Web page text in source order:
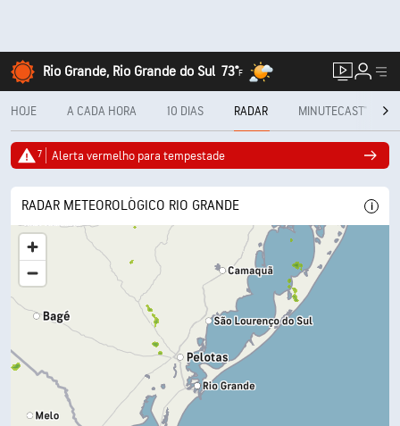
Rio Grande, Rio Grande do Sul 73°F
HOJE A CADA HORA 10 DIAS RADAR MINUTECAST®
7 Alerta vermelho para tempestade
RADAR METEOROLÓGICO RIO GRANDE